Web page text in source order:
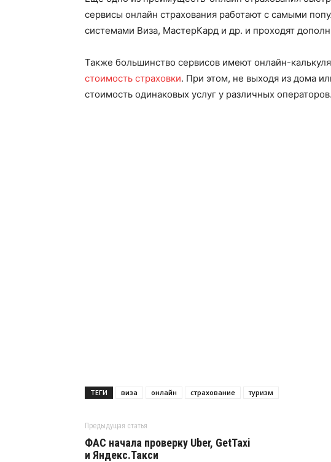
сервисы онлайн страхования работают с самыми
системами Виза, МастерКард и др. и проходят
Также большинство сервисов имеют онлайн-
стоимость страховки. При этом, не выходя из дома
стоимость одинаковых услуг у различных операторов.
ТЕГИ виза онлайн страхование туризм
Предыдущая статья
ФАС начала проверку Uber, GetTaxi
и Яндекс.Такси